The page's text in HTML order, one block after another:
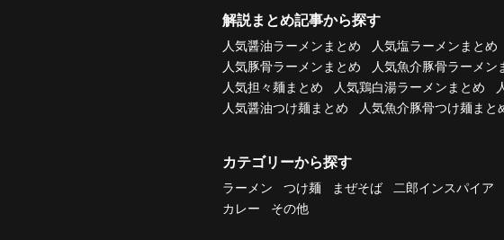
解説まとめ記事から探す
人気醤油ラーメンまとめ 人気塩ラーメンまとめ
人気豚骨ラーメンまとめ
人気魚介豚骨ラーメン
人気担々麺まとめ
人気鶏白湯ラーメンまとめ
人気醤油つけ麺まとめ
人気魚介豚骨つけ麺まと
カテゴリーから探す
ラーメン つけ麺 まぜそば 二郎インスパイア
カレー
その他